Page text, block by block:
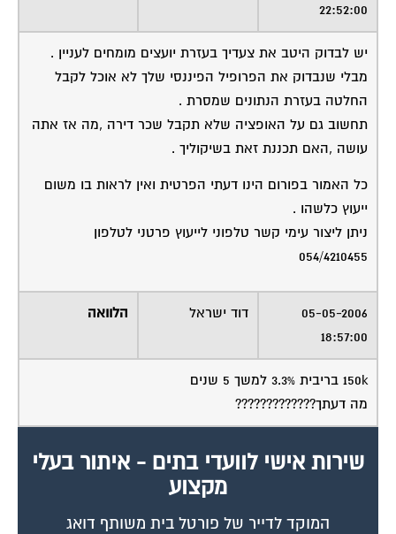
22:52:00
יש לבדוק היטב את צעדיך בעזרת יועצים מומחים לעניין .
מבלי שנבדוק את הפרופיל הפיננסי שלך לא אוכל לקבל
החלטה בעזרת הנתונים שמסרת .
תחשוב גם על האופציה שלא תקבל שכר דירה ,מה אז אתה
עושה ,האם תכננת זאת בשיקוליך .
כל האמור בפורום הינו דעתי הפרטית ואין לראות בו משום
ייעוץ כלשהו .
ניתן ליצור עימי קשר טלפוני לייעוץ פרטני לטלפון
054/4210455
05-05-2006
18:57:00
דוד ישראל הלוואה
150k בריבית 3.3% למשך 5 שנים
מה דעתך?????????????
שירות אישי לוועדי בתים - איתור בעלי
מקצוע
המוקד לדייר של פורטל בית משותף דואג